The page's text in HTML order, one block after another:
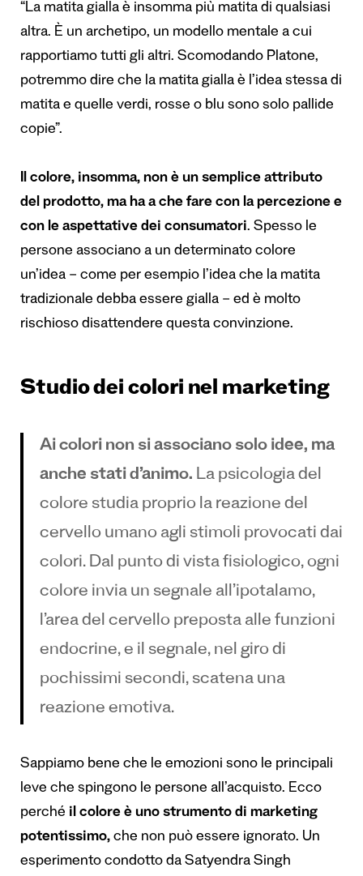
“La matita gialla è insomma più matita di qualsiasi
altra. È un archetipo, un modello mentale a cui
rapportiamo tutti gli altri. Scomodando Platone,
potremmo dire che la matita gialla è l’idea stessa di
matita e quelle verdi, rosse o blu sono solo pallide
copie”.
Il colore, insomma, non è un semplice attributo
del prodotto, ma ha a che fare con la percezione e
con le aspettative dei consumatori. Spesso le
persone associano a un determinato colore
un’idea – come per esempio l’idea che la matita
tradizionale debba essere gialla – ed è molto
rischioso disattendere questa convinzione.
Studio dei colori nel marketing
Ai colori non si associano solo idee, ma
anche stati d’animo. La psicologia del
colore studia proprio la reazione del
cervello umano agli stimoli provocati dai
colori. Dal punto di vista fisiologico, ogni
colore invia un segnale all’ipotalamo,
l’area del cervello preposta alle funzioni
endocrine, e il segnale, nel giro di
pochissimi secondi, scatena una
reazione emotiva.
Sappiamo bene che le emozioni sono le principali
leve che spingono le persone all’acquisto. Ecco
perché il colore è uno strumento di marketing
potentissimo, che non può essere ignorato. Un
esperimento condotto da Satyendra Singh